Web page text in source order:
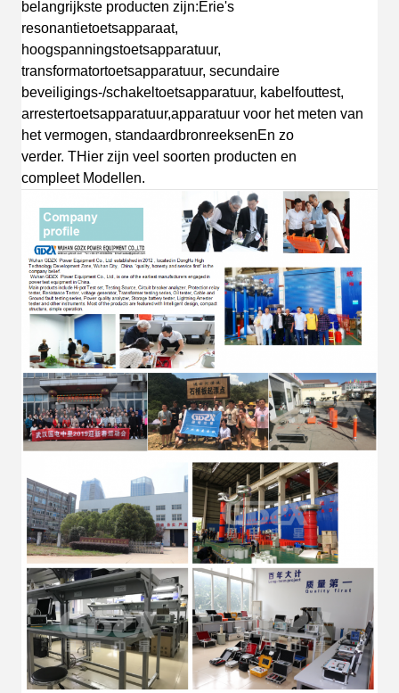
belangrijkste producten zijn:Erie's
resonantietoetsapparaat,
hoogspanningstoetsapparatuur,
transformatortoetsapparatuur, secundaire
beveiligings-/schakeltoetsapparatuur, kabelfouttest,
arrestertoetsapparatuur,apparatuur voor het meten van
het vermogen, standaardbronreeksenEn zo
verder. THier zijn veel soorten producten en
compleet Modellen.